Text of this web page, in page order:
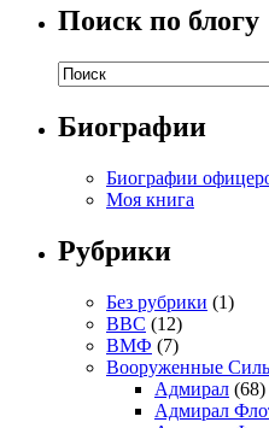
Поиск по блогу
Биографии
Биографии
Моя книга
Рубрики
Без рубрики (1)
ВВС (12)
ВМФ (7)
Вооруженные
Адмирал (68)
Адмирал